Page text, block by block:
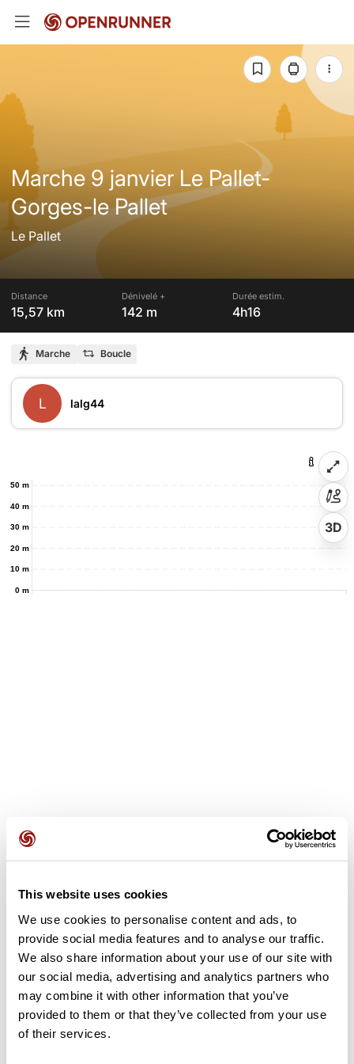
This website uses cookies
We use cookies to personalise content and ads, to
provide social media features and to analyse our traffic.
We also share information about your use of our site with
our social media, advertising and analytics partners who
may combine it with other information that you’ve
provided to them or that they’ve collected from your use
of their services.
Marche 9 janvier Le Pallet-
Gorges-le Pallet
Le Pallet
Distance
15,57 km
Dénivelé +
142 m
Durée estim.
4h16
Marche Boucle
L lalg44
0 m
10 m
20 m
30 m
40 m
50 m
3D
Avis des utilisateurs
Soyez le premier à ajouter un avis !
Ajouter un avis
Résumé